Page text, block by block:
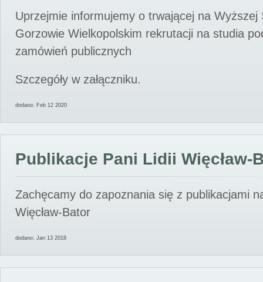
Uprzejmie informujemy o trwającej na Wyższej
Gorzowie Wielkopolskim rekrutacji na studia
zamówień publicznych
Szczegóły w załączniku.
dodano: Feb 12 2020
Publikacje Pani Lidii Więcław-
Zachęcamy do zapoznania się z publikacjami
Więcław-Bator
dodano: Jan 13 2018